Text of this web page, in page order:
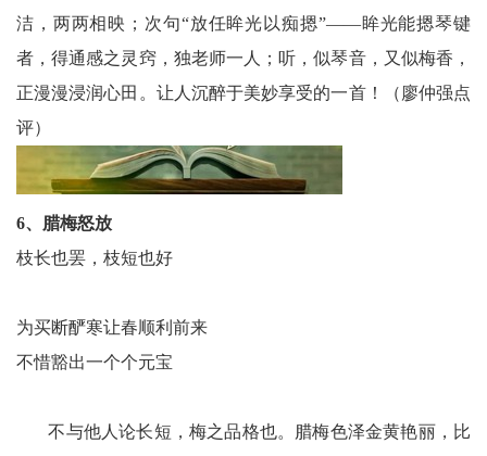
洁，两两相映；次句“放任眸光以痴摁”——眸光能摁琴键
者，得通感之灵窍，独老师一人；听，似琴音，又似梅香，
正漫漫浸润心田。让人沉醉于美妙享受的一首！（廖仲强点
评）
6、腊梅怒放
枝长也罢，枝短也好
为买断酽寒让春顺利前来
不惜豁出一个个元宝
不与他人论长短，梅之品格也。腊梅色泽金黄艳丽，比